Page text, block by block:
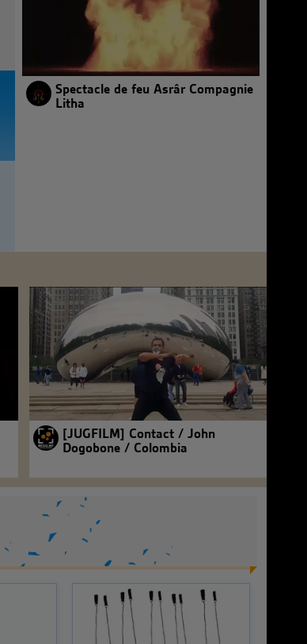
Spectacle de feu Asrâr Compagnie
Litha
[JUGFILM] Contact / John
Dogobone / Colombia